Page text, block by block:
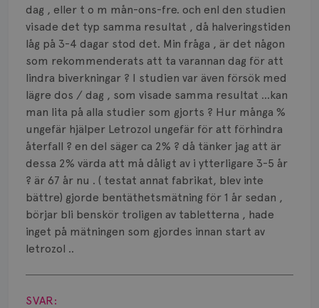
dag , eller t o m mån-ons-fre. och enl den studien
visade det typ samma resultat , då halveringstiden
låg på 3-4 dagar stod det. Min fråga , är det någon
som rekommenderats att ta varannan dag för att
lindra biverkningar ? I studien var även försök med
lägre dos / dag , som visade samma resultat ...kan
man lita på alla studier som gjorts ? Hur många %
ungefär hjälper Letrozol ungefär för att förhindra
återfall ? en del säger ca 2% ? då tänker jag att är
dessa 2% värda att må dåligt av i ytterligare 3-5 år
? är 67 år nu . ( testat annat fabrikat, blev inte
bättre) gjorde bentäthetsmätning för 1 år sedan ,
börjar bli benskör troligen av tabletterna , hade
inget på mätningen som gjordes innan start av
letrozol ..
Visa svar
SVAR:
Prognos
Risker
Spridd bröstcancer
Strålning
Vätska